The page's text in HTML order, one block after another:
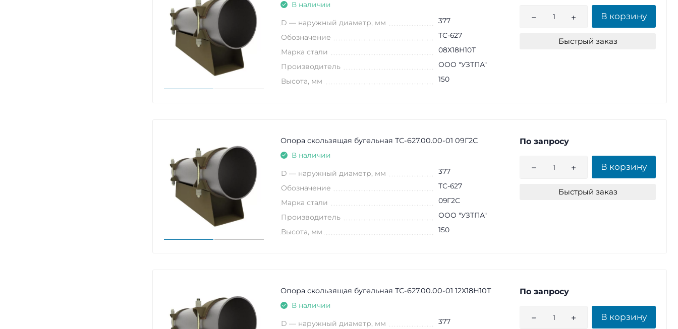
В наличии
D — наружный диаметр, мм 377
Обозначение ТС-627
Марка стали 08Х18Н10Т
Производитель ООО "УЗТПА"
Высота, мм 150
В корзину
Быстрый заказ
Опора скользящая бугельная ТС-627.00.00-01 09Г2С
В наличии
D — наружный диаметр, мм 377
Обозначение ТС-627
Марка стали 09Г2С
Производитель ООО "УЗТПА"
Высота, мм 150
По запросу
В корзину
Быстрый заказ
Опора скользящая бугельная ТС-627.00.00-01 12Х18Н10Т
В наличии
D — наружный диаметр, мм 377
По запросу
В корзину